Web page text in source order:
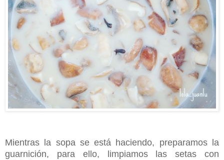
Mientras la sopa se está haciendo, preparamos la
guarnición, para ello, limpiamos las setas con